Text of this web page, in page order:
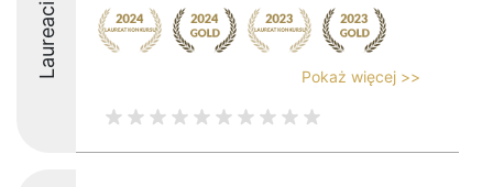
Laureaci Pokaż więcej >>